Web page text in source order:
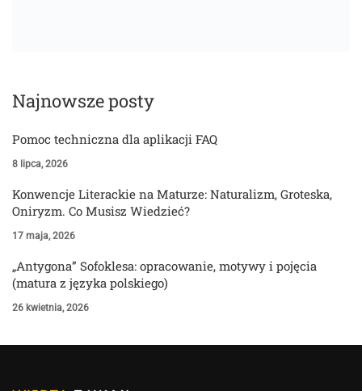
Najnowsze posty
Pomoc techniczna dla aplikacji FAQ
8 lipca, 2026
Konwencje Literackie na Maturze: Naturalizm, Groteska,
Oniryzm. Co Musisz Wiedzieć?
17 maja, 2026
„Antygona” Sofoklesa: opracowanie, motywy i pojęcia
(matura z języka polskiego)
26 kwietnia, 2026